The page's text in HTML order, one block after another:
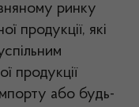
ринку
продукції, які
продукції
або будь-